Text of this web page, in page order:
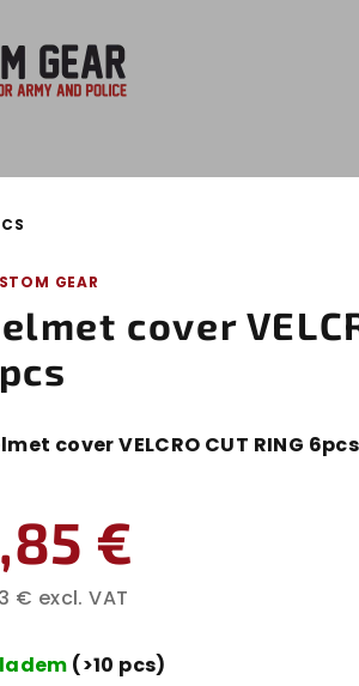
GEAR
cover
cover VELCRO CUT RING 6pcs
€
€ excl. VAT
(>10 pcs)